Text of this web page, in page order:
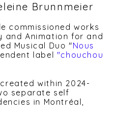
Brunnmeier
commissioned works
and Animation for and
Musical Duo "Nous
label "chouchou
within 2024-
separate self
in Montréal,